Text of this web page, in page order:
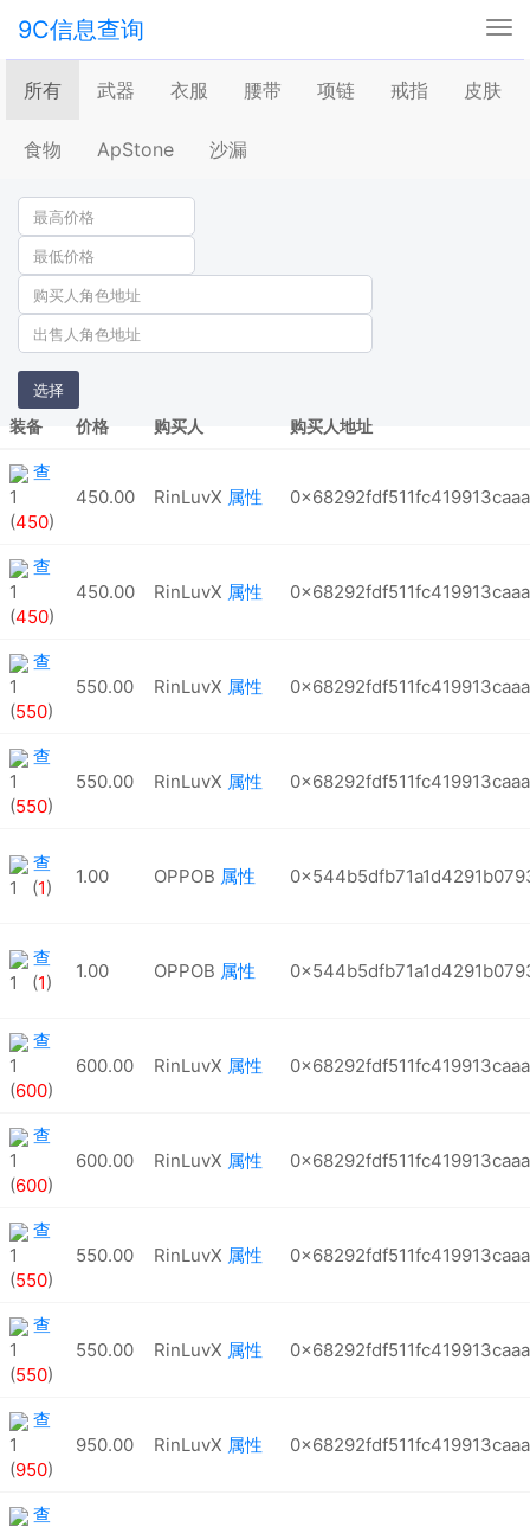
9C信息查询
所有 武器 衣服 腰带 项链 戒指 皮肤
食物 ApStone 沙漏
选择
装备 价格 购买人 购买人地址
查
1
(450)
450.00 RinLuvX 属性
查
1
(450)
450.00 RinLuvX 属性
查
1
(550)
550.00 RinLuvX 属性
查
1
(550)
550.00 RinLuvX 属性
查
1 (1)
1.00 OPPOB 属性
查
1 (1)
1.00 OPPOB 属性
查
1
(600)
600.00 RinLuvX 属性
查
1
(600)
600.00 RinLuvX 属性
查
1
(550)
550.00 RinLuvX 属性
查
1
(550)
550.00 RinLuvX 属性
查
1
(950)
950.00 RinLuvX 属性
查